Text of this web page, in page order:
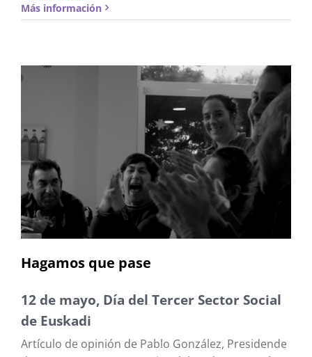
Más información
Hagamos que pase
12 de mayo, Día del Tercer Sector Social
de Euskadi
Artículo de opinión de Pablo González, Presidende